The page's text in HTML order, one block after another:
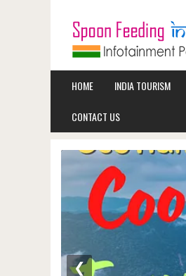
HOME INDIA TOURISM
CONTACT US
❮